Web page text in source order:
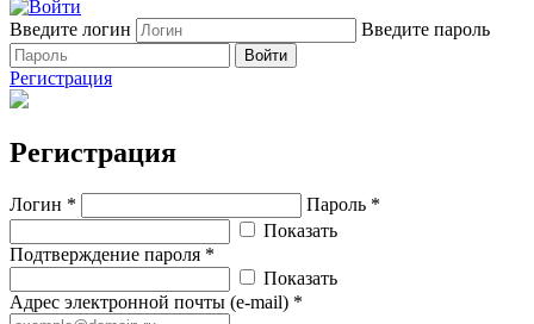
Введите логин Введите пароль
Войти
Регистрация
Регистрация
Логин *
Пароль *
Показать
Подтверждение пароля *
Показать
Адрес электронной почты (e-mail) *